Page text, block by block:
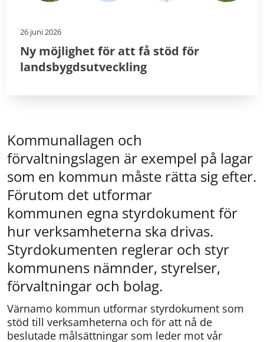
26 juni 2026
Ny möjlighet för att få stöd för
landsbygdsutveckling
Kommunallagen och
förvaltningslagen är exempel på lagar
som en kommun måste rätta sig efter.
Förutom det utformar
kommunen egna styrdokument för
hur verksamheterna ska drivas.
Styrdokumenten reglerar och styr
kommunens nämnder, styrelser,
förvaltningar och bolag.
Värnamo kommun utformar styrdokument som
stöd till verksamheterna och för att nå de
beslutade målsättningar som leder mot vår